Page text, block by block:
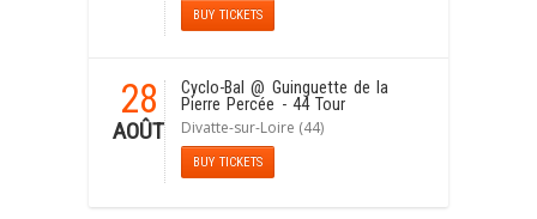
BUY TICKETS
28
AOÛT
Cyclo-Bal @ Guinguette de la
Pierre Percée - 44 Tour
Divatte-sur-Loire (44)
BUY TICKETS